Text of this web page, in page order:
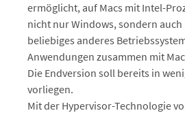
ermöglicht, auf Macs mit Intel-
nicht nur Windows, sondern
beliebiges anderes
Anwendungen zusammen mit
Die Endversion soll bereits in
vorliegen.
Mit der Hypervisor-Technologie